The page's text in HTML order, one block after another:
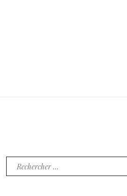
Recherche
pour